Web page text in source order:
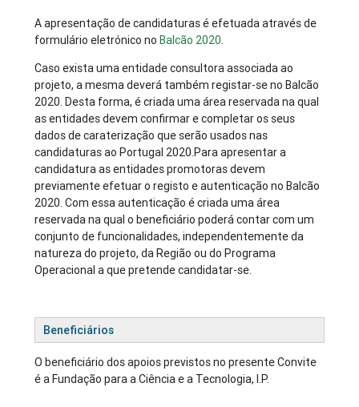
A apresentação de candidaturas é efetuada através de
formulário eletrónico no Balcão 2020.
Caso exista uma entidade consultora associada ao
projeto, a mesma deverá também registar-se no Balcão
2020. Desta forma, é criada uma área reservada na qual
as entidades devem confirmar e completar os seus
dados de caraterização que serão usados nas
candidaturas ao Portugal 2020.Para apresentar a
candidatura as entidades promotoras devem
previamente efetuar o registo e autenticação no Balcão
2020. Com essa autenticação é criada uma área
reservada na qual o beneficiário poderá contar com um
conjunto de funcionalidades, independentemente da
natureza do projeto, da Região ou do Programa
Operacional a que pretende candidatar-se.
Beneficiários
O beneficiário dos apoios previstos no presente Convite
é a Fundação para a Ciência e a Tecnologia, I.P.